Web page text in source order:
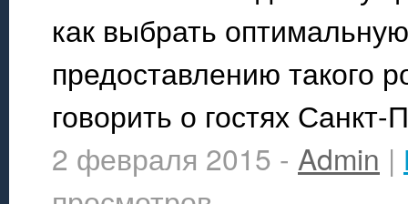
как выбрать
предоставлению такого
говорить о гостях Санкт-
2 февраля 2015 - Admin |